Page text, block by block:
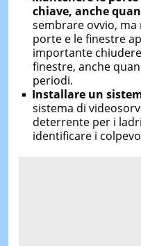
chiave, anche
sembrare ovvio,
porte e le finestre
importante
finestre, anche
periodi.
Installare un
sistema di
deterrente per i
identificare i